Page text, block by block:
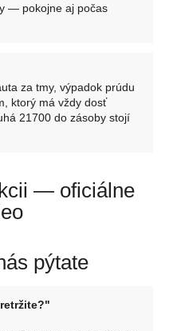
— pokojne aj počas
za tmy, výpadok prúdu
ktorý má vždy dosť
21700 do zásoby stojí
— oficiálne
pýtate